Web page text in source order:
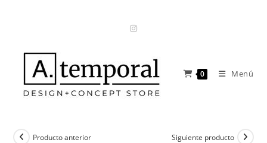
0 Menú
Producto anterior Siguiente producto